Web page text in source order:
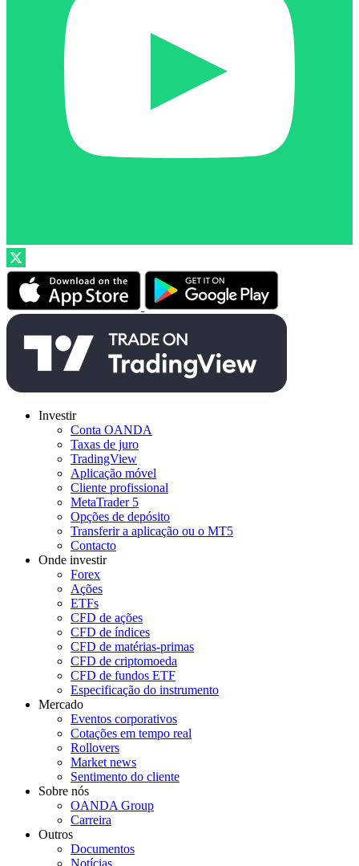
Investir
Conta OANDA
Taxas de juro
TradingView
Aplicação móvel
Cliente profissional
MetaTrader 5
Opções de depósito
Transferir a aplicação ou o MT5
Contacto
Onde investir
Forex
Ações
ETFs
CFD de ações
CFD de índices
CFD de matérias-primas
CFD de criptomoeda
CFD de fundos ETF
Especificação do instrumento
Mercado
Eventos corporativos
Cotações em tempo real
Rollovers
Market news
Sentimento do cliente
Sobre nós
OANDA Group
Carreira
Outros
Documentos
Notícias